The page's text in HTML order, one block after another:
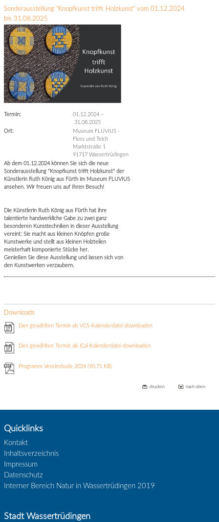
Sonderausstellung "Knopfkunst trifft Holzkunst" vom 01.12.2024
bis 31.08.2025
Termin: 01.12.2024 –
31.08.2025
Ort:
Museum FLUVIUS -
Fluss und Teich
Marktstraße 1
91717 Wassertrüdingen
Ab dem 01.12.2024 können Sie sich die neue
Sonderausstellung "Knopfkunst trifft Holzkunst" der
Künstlerin Ruth König aus Fürth im Museum FLUVIUS
ansehen. Wir freuen uns auf Ihren Besuch!
Die Künstlerin Ruth König aus Fürth hat ihre
talentierte handwerkliche Gabe zu zwei ganz
besonderen Kunsttechniken in dieser Ausstellung
vereint: Sie macht aus kleinen Knöpfen große
Kunstwerke und stellt aus kleinen Holzteilen
meisterhaft komponierte Stücke her.
Genießen Sie diese Ausstellung und lassen sich von
den Kunstwerken verzaubern.
Downloads
Den gewählten Termin als VCS-Kalenderdatei downloaden
Den gewählten Termin als iCal-Kalenderdatei downloaden
Programm Vereinsbude 2024(90.71 KB)
drucken nach oben
Quicklinks
Kontakt
Inhaltsverzeichnis
Impressum
Datenschutz
Interner Bereich Natur in Wassertrüdingen 2019
Stadt Wassertrüdingen